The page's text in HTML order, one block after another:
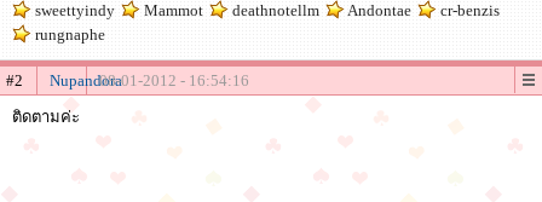
sweettyindy
Mammot deathnotellm Andontae
cr-benzis
rungnaphe
#2 Nupandora08-01-2012 - 16:54:16
ติดตามค่ะ